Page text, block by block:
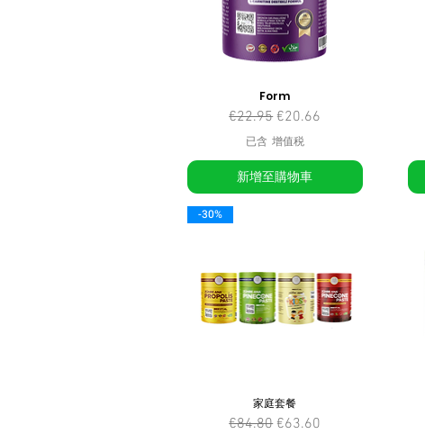
Form
一般價格
€22.95 促銷價格
€20.66
已含 增值税
新增至購物車
-30%
家庭套餐
一般價格
€84.80 促銷價格
€63.60